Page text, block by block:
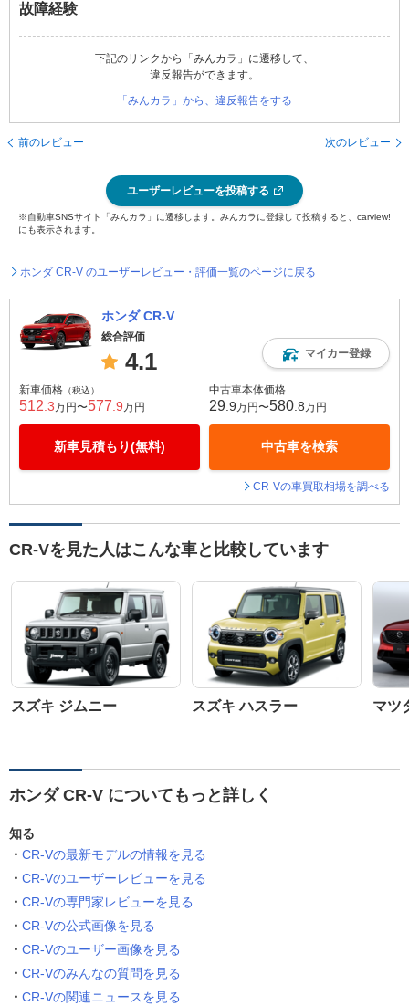
故障経験
下記のリンクから「みんカラ」に遷移して、
違反報告ができます。
「みんカラ」から、違反報告をする
前のレビュー 次のレビュー
ユーザーレビューを投稿する
※自動車SNSサイト「みんカラ」に遷移します。みんカラに登録して投稿すると、carview!
にも表示されます。
ホンダ CR-V のユーザーレビュー・評価一覧のページに戻る
ホンダ CR-V
総合評価
4.1 マイカー登録
新車価格 （税込）
512 .3万円〜577 .9万円
新車見積もり(無料)
中古車本体価格
29 .9万円〜580 .8万円
中古車を検索
CR-Vの車買取相場を調べる
CR-Vを見た人はこんな車と比較しています
スズキ ジムニー スズキ ハスラー マツ
ホンダ CR-V についてもっと詳しく
知る
CR-Vの最新モデルの情報を見る
CR-Vのユーザーレビューを見る
CR-Vの専門家レビューを見る
CR-Vの公式画像を見る
CR-Vのユーザー画像を見る
CR-Vのみんなの質問を見る
CR-Vの関連ニュースを見る